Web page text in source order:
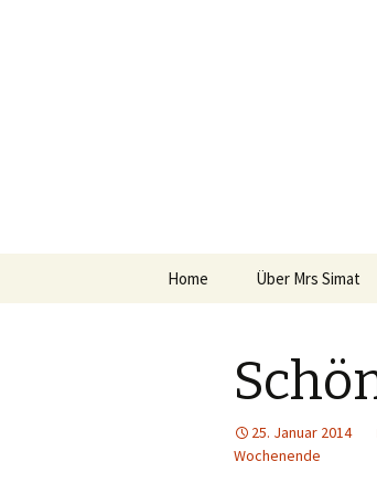
Home Über Mrs Simat
25. Januar 2014
Wochenende